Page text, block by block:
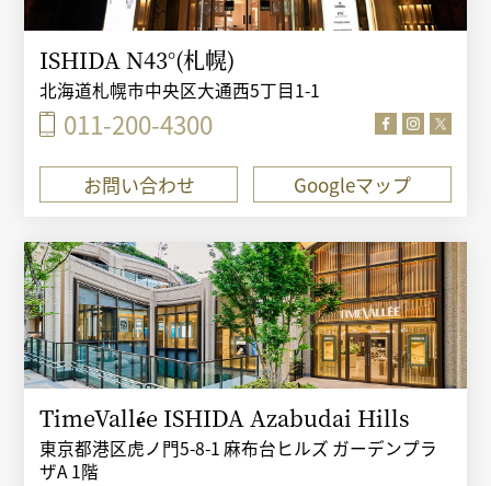
ISHIDA N43°(札幌)
北海道札幌市中央区大通西5丁目1-1
011-200-4300
お問い合わせ Googleマップ
TimeVallée ISHIDA Azabudai Hills
東京都港区虎ノ門5-8-1 麻布台ヒルズ ガーデンプラ
ザA 1階